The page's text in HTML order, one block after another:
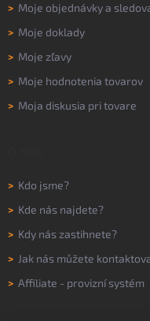
> Moje objednávky a
> Moje doklady
> Moje zľavy
> Moje hodnotenia tovarov
> Moja diskusia pri tovare
> Kdo jsme?
> Kde nás najdete?
> Kdy nás zastihnete?
> Jak nás můžete
> Affiliate - provizní systém